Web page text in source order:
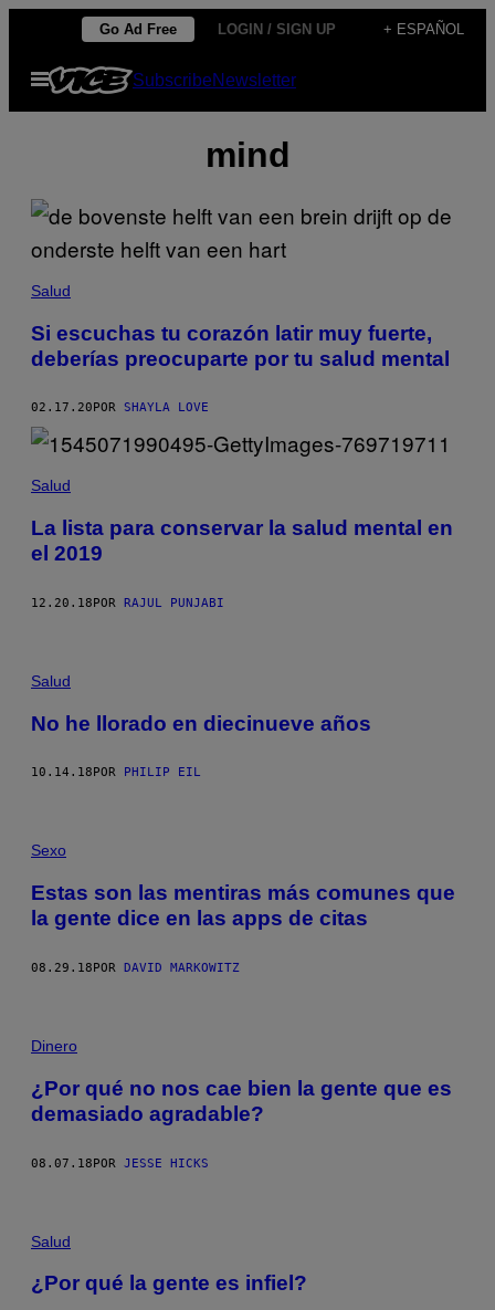
contenido
Go Ad Free LOGIN / SIGN UP + ESPAÑOL
Abrir
Menú
SubscribeNewsletter
mind
Salud
Si escuchas tu corazón latir muy fuerte,
deberías preocuparte por tu salud mental
02.17.20 POR SHAYLA LOVE
Salud
La lista para conservar la salud mental en
el 2019
12.20.18POR RAJUL PUNJABI
Salud
No he llorado en diecinueve años
10.14.18 POR PHILIP EIL
Sexo
Estas son las mentiras más comunes que
la gente dice en las apps de citas
08.29.18POR DAVID MARKOWITZ
Dinero
¿Por qué no nos cae bien la gente que es
demasiado agradable?
08.07.18POR JESSE HICKS
Salud
¿Por qué la gente es infiel?